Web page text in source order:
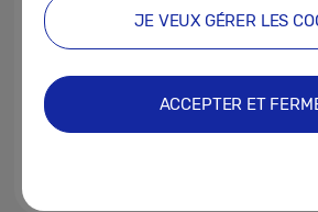
04-02-2025
[Galaxy
Galaxy Tech
JE VEUX GÉRER LES
ACCEPTER ET